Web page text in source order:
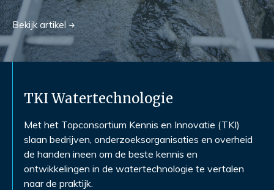
Bekijkartikel
TKI Watertechnologie
Met het Topconsortium Kennis en Innovatie (TKI)
slaan bedrijven, onderzoeksorganisaties en overheid
de handen ineen om de beste kennis en
ontwikkelingen in de watertechnologie te vertalen
naar de praktijk.